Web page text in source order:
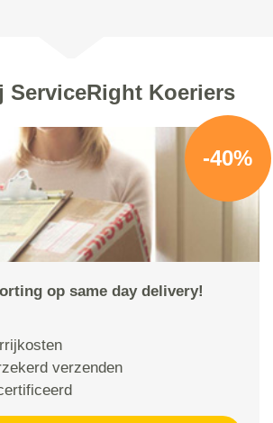
ServiceRight Koeriers
-40%
op same day delivery!
verzenden